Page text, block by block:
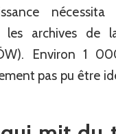
les archives de
Environ 1
pas pu être